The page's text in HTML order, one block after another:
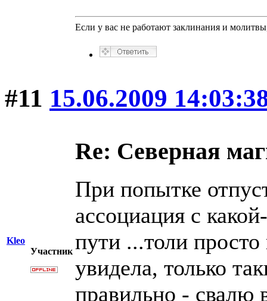
Если у вас не работают заклинания и
#11 15.06.2009
Kleo
Участник
Re: Северная
При попытке
ассоциация с
пути ...толи
увидела, только
правильно - свалю